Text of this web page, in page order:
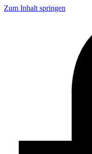
Zum Inhalt springen